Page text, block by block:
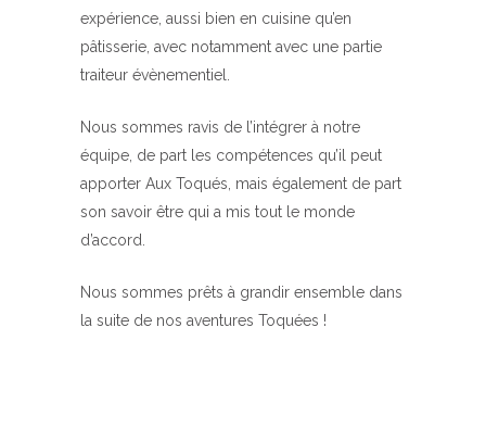
expérience, aussi bien en cuisine qu’en
pâtisserie, avec notamment avec une partie
traiteur évènementiel.
Nous sommes ravis de l’intégrer à notre
équipe, de part les compétences qu’il peut
apporter Aux Toqués, mais également de part
son savoir être qui a mis tout le monde
d’accord.
Nous sommes prêts à grandir ensemble dans
la suite de nos aventures Toquées !